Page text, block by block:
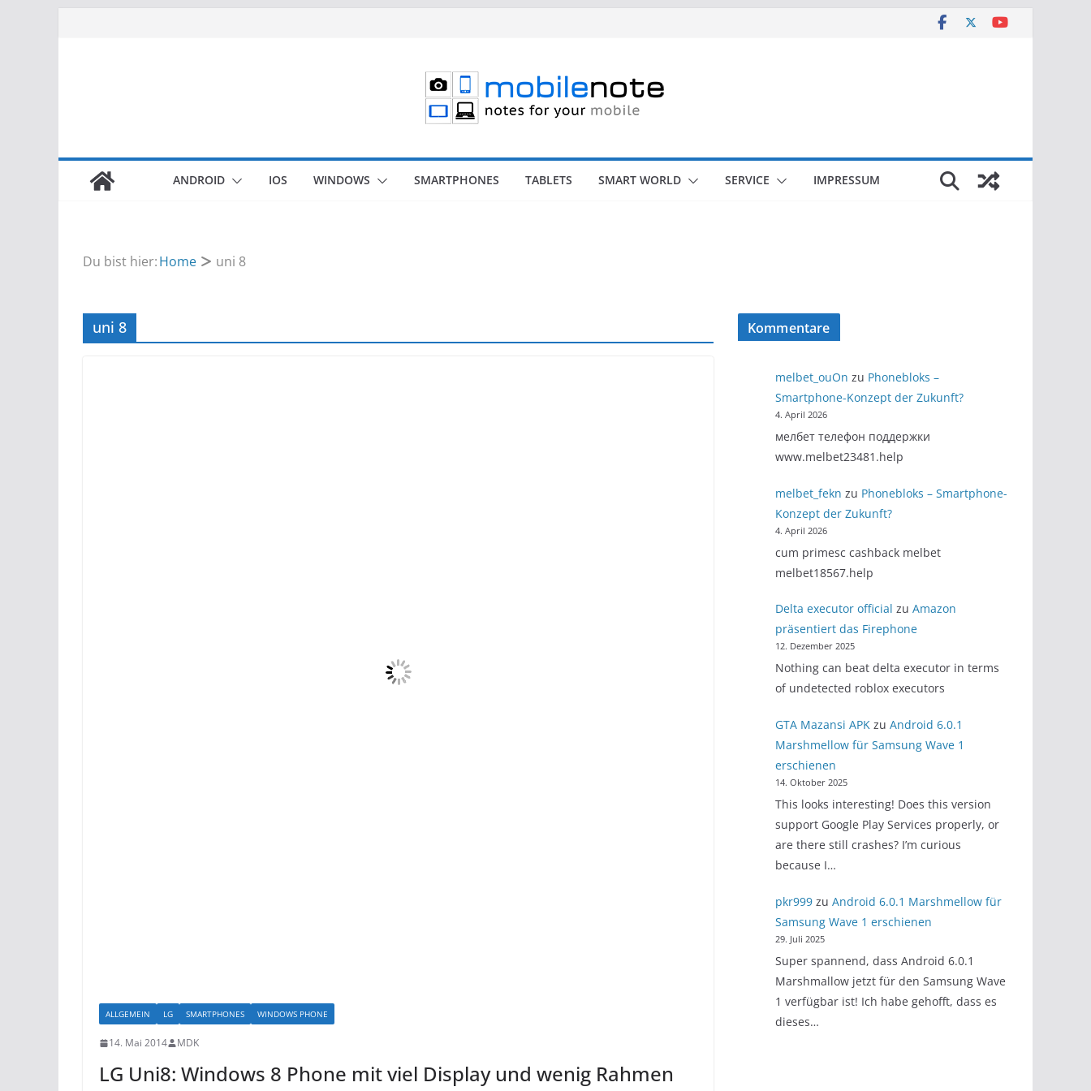
ANDROID IOS WINDOWS SMARTPHONES TABLETS SMART WORLD SERVICE IMPRESSUM
Du bist hier:Home uni 8
uni 8
ALLGEMEIN LG SMARTPHONES WINDOWS PHONE
14. Mai 2014 MDK
LG Uni8: Windows 8 Phone mit viel Display und wenig Rahmen
Kommentare
melbet_ouOn zu Phonebloks –
Smartphone-Konzept der Zukunft?
4. April 2026
мелбет телефон поддержки
www.melbet23481.help
melbet_fekn zu Phonebloks – Smartphone-
Konzept der Zukunft?
4. April 2026
cum primesc cashback melbet
melbet18567.help
Delta executor official zu Amazon
präsentiert das Firephone
12. Dezember 2025
Nothing can beat delta executor in terms
of undetected roblox executors
GTA Mazansi APKzu Android 6.0.1
Marshmellow für Samsung Wave 1
erschienen
14. Oktober 2025
This looks interesting! Does this version
support Google Play Services properly, or
are there still crashes? I’m curious
because I…
pkr999zu Android 6.0.1 Marshmellow für
Samsung Wave 1 erschienen
29. Juli 2025
Super spannend, dass Android 6.0.1
Marshmallow jetzt für den Samsung Wave
1 verfügbar ist! Ich habe gehofft, dass es
dieses…